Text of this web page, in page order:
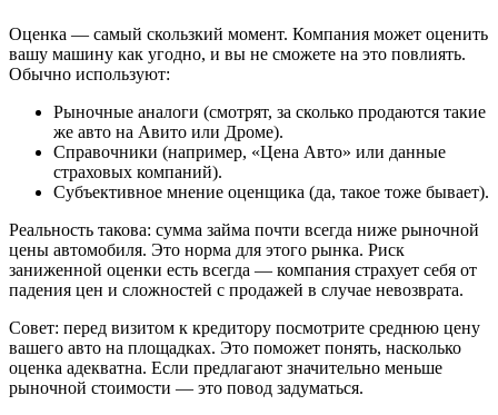
Оценка — самый скользкий момент. Компания может оценить
вашу машину как угодно, и вы не сможете на это повлиять.
Обычно используют:
Рыночные аналоги (смотрят, за сколько продаются такие
же авто на Авито или Дроме).
Справочники (например, «Цена Авто» или данные
страховых компаний).
Субъективное мнение оценщика (да, такое тоже бывает).
Реальность такова: сумма займа почти всегда ниже рыночной
цены автомобиля. Это норма для этого рынка. Риск
заниженной оценки есть всегда — компания страхует себя от
падения цен и сложностей с продажей в случае невозврата.
Совет: перед визитом к кредитору посмотрите среднюю цену
вашего авто на площадках. Это поможет понять, насколько
оценка адекватна. Если предлагают значительно меньше
рыночной стоимости — это повод задуматься.